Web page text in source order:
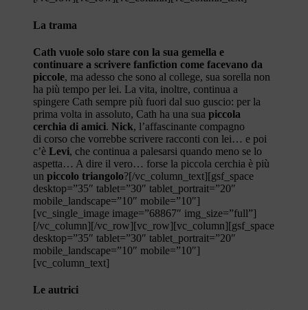
La trama
Cath vuole solo stare con la sua gemella e
continuare a scrivere fanfiction come facevano da
piccole, ma adesso che sono al college, sua sorella non
ha più tempo per lei. La vita, inoltre, continua a
spingere Cath sempre più fuori dal suo guscio: per la
prima volta in assoluto, Cath ha una sua piccola
cerchia di amici. Nick, l’affascinante compagno
di corso che vorrebbe scrivere racconti con lei… e poi
c’è Levi, che continua a palesarsi quando meno se lo
aspetta… A dire il vero… forse la piccola cerchia è più
un piccolo triangolo?[/vc_column_text][gsf_space
desktop=”35″ tablet=”30″ tablet_portrait=”20″
mobile_landscape=”10″ mobile=”10″]
[vc_single_image image=”68867″ img_size=”full”]
[/vc_column][/vc_row][vc_row][vc_column][gsf_space
desktop=”35″ tablet=”30″ tablet_portrait=”20″
mobile_landscape=”10″ mobile=”10″]
[vc_column_text]
Le autrici